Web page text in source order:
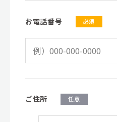
お電話番号 必須
ご住所 任意